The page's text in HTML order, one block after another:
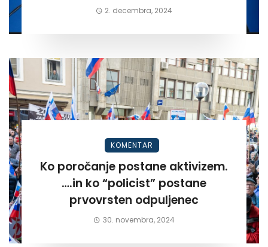
2. decembra, 2024
KOMENTAR
Ko poročanje postane aktivizem.
….in ko “policist” postane
prvovrsten odpuljenec
30. novembra, 2024